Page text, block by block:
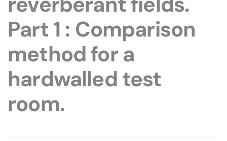
Part 1 : Comparison
method for a
hardwalled test
room.